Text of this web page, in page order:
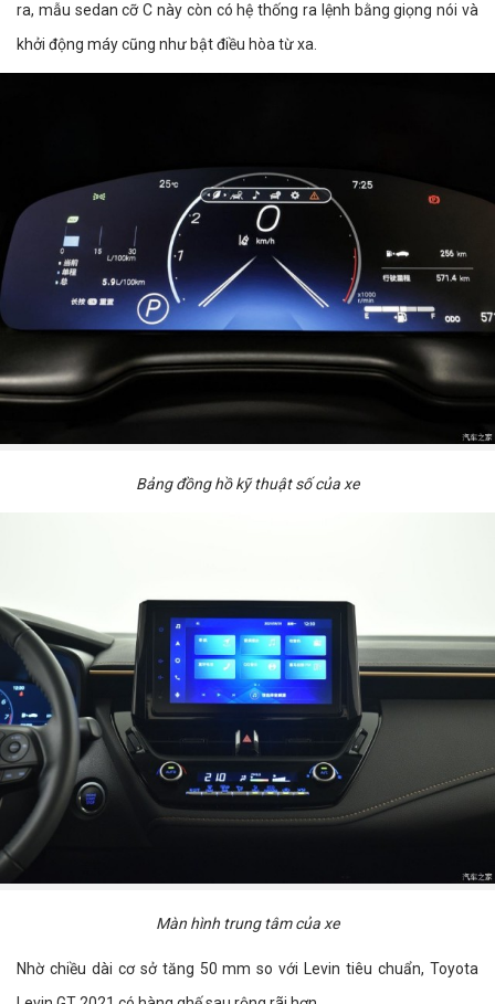
ra, mẫu sedan cỡ C này còn có hệ thống ra lệnh bằng giọng nói và
khởi động máy cũng như bật điều hòa từ xa.
Bảng đồng hồ kỹ thuật số của xe
Màn hình trung tâm của xe
Nhờ chiều dài cơ sở tăng 50 mm so với Levin tiêu chuẩn, Toyota